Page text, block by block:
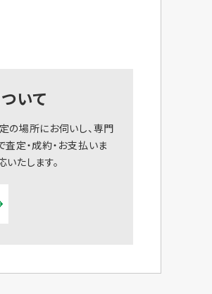
いて
の場所にお伺いし、専門
定・成約・お支払いま
たします。